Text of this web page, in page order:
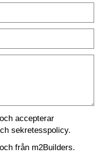
accepterar
sekretesspolicy.
från m2Builders.